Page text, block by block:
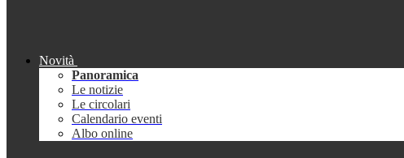
Novità
Panoramica
Le notizie
Le circolari
Calendario eventi
Albo online